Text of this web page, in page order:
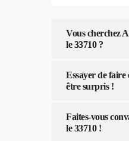
Vous cherchez
le 33710 ?
Essayer de faire
être surpris !
Faites-vous
le 33710 !